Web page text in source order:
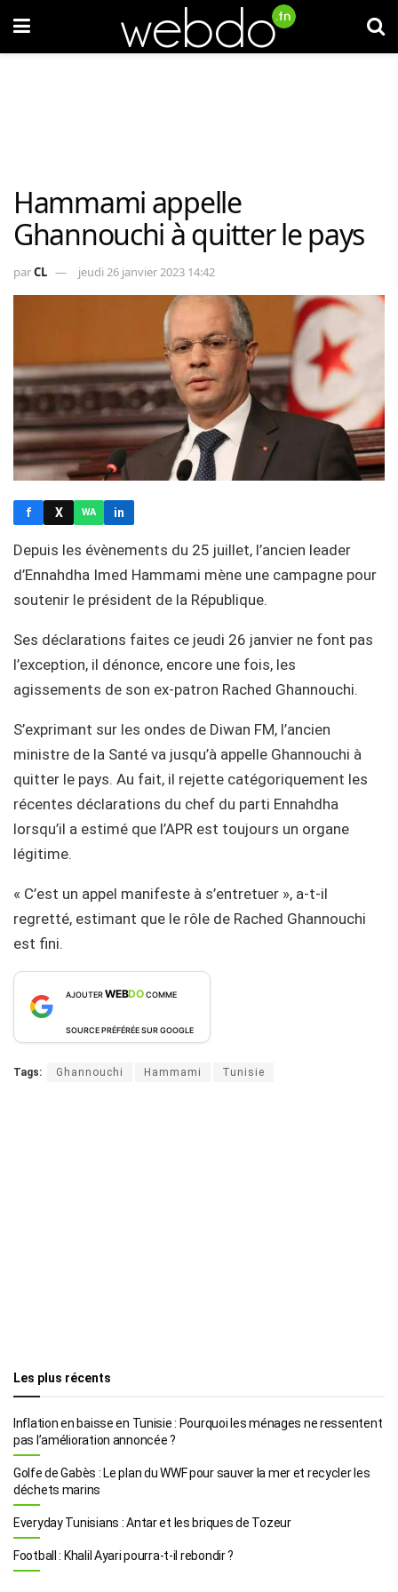
Hammami appelle
Ghannouchi à quitter le pays
parCL jeudi 26 janvier 2023 14:42
f X WA in
Depuis les évènements du 25 juillet, l’ancien leader
d’Ennahdha Imed Hammami mène une campagne pour
soutenir le président de la République.
Ses déclarations faites ce jeudi 26 janvier ne font pas
l’exception, il dénonce, encore une fois, les
agissements de son ex-patron Rached Ghannouchi.
S’exprimant sur les ondes de Diwan FM, l’ancien
ministre de la Santé va jusqu’à appelle Ghannouchi à
quitter le pays. Au fait, il rejette catégoriquement les
récentes déclarations du chef du parti Ennahdha
lorsqu’il a estimé que l’APR est toujours un organe
légitime.
« C’est un appel manifeste à s’entretuer », a-t-il
regretté, estimant que le rôle de Rached Ghannouchi
est fini.
AJOUTERWEBDOCOMME
SOURCE PRÉFÉRÉE SUR GOOGLE
Tags: Ghannouchi Hammami Tunisie
Les plus récents
Inflation en baisse en Tunisie : Pourquoi les ménages ne ressentent
pas l’amélioration annoncée ?
Golfe de Gabès : Le plan du WWF pour sauver la mer et recycler les
déchets marins
Everyday Tunisians : Antar et les briques de Tozeur
Football : Khalil Ayari pourra-t-il rebondir ?